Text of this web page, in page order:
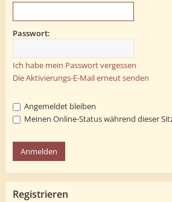
Passwort:
Ich habe mein Passwort vergessen
Die Aktivierungs-E-Mail erneut senden
Angemeldet bleiben
Meinen Online-Status während dieser
Registrieren